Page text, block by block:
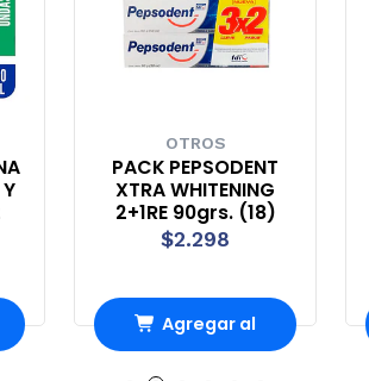
OTROS
PACK PEPSODENT
XTRA WHITENING
2+1RE 90grs. (18)
$2.298
Agregar al